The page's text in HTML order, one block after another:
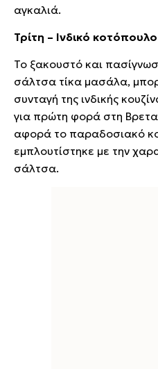
αγκαλιά.
Τρίτη – Ινδικό
Το ξακουστό και
σάλτσα τίκα μασάλα,
συνταγή της ινδικής
για πρώτη φορά στη
αφορά το παραδοσιακό
εμπλουτίστηκε με την
σάλτσα.